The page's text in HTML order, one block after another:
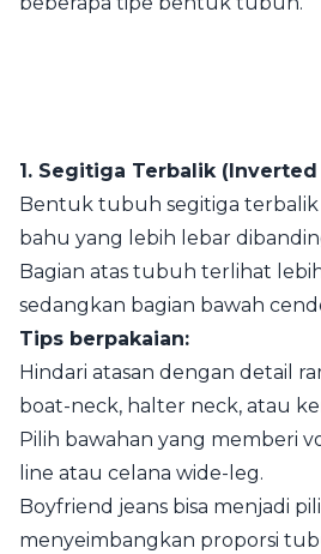
1. Segitiga Terbalik
Bentuk tubuh segitiga
bahu yang lebih lebar
Bagian atas tubuh terlihat
sedangkan bagian bawah
Tips berpakaian:
Hindari atasan dengan detail
boat-neck, halter neck, atau
Pilih bawahan yang memberi
line atau celana wide-leg.
Boyfriend jeans bisa menjadi
menyeimbangkan proporsi